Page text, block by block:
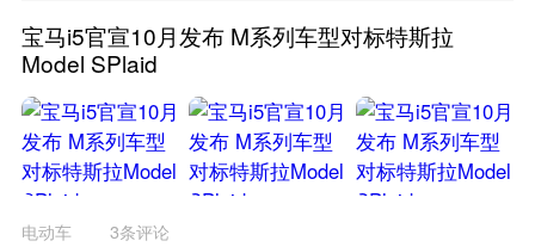
宝马i5官宣10月发布 M系列车型对标特斯拉
Model SPlaid
电动车 3条评论